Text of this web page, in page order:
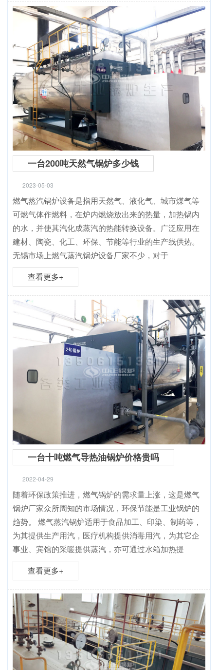
一台200吨天然气锅炉多少钱
2023-05-03
燃气蒸汽锅炉设备是指用天然气、液化气、城市煤气等
可燃气体作燃料，在炉内燃烧放出来的热量，加热锅内
的水，并使其汽化成蒸汽的热能转换设备。广泛应用在
建材、陶瓷、化工、环保、节能等行业的生产线供热。
无锡市场上燃气蒸汽锅炉设备厂家不少，对于
查看更多+
一台十吨燃气导热油锅炉价格贵吗
2022-04-29
随着环保政策推进，燃气锅炉的需求量上涨，这是燃气
锅炉厂家众所周知的市场情况，环保节能是工业锅炉的
趋势。 燃气蒸汽锅炉适用于食品加工、印染、制药等，
为其提供生产用汽，医疗机构提供消毒用汽，为其它企
事业、宾馆的采暖提供蒸汽，亦可通过水箱加热提
查看更多+